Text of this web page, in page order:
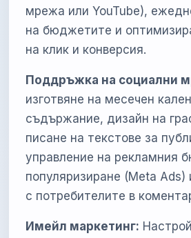
мрежа или YouTube),
на бюджетите и
на клик и конверсия.
Поддръжка на социални
изготвяне на месечен
съдържание, дизайн на
писане на текстове за
управление на рекламния
популяризиране (Meta Ads)
с потребителите в
Имейл маркетинг: